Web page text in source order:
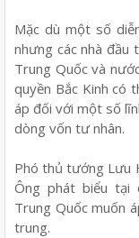
Mặc dù một số
nhưng các nhà đầu
Trung Quốc và
quyền Bắc Kinh có
áp đối với một số
dòng vốn tư nhân.
Phó thủ tướng Lưu
Ông phát biểu tại
Trung Quốc muốn
trung.